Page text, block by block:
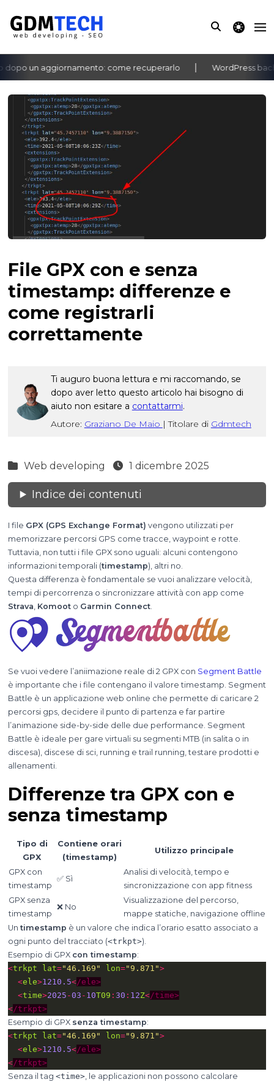
theme
un aggiornamento: come recuperarlo WordPress
‹ ›
File GPX con e senza
timestamp: differenze e
come registrarli
correttamente
Ti auguro buona lettura e mi raccomando, se
dopo aver letto questo articolo hai bisogno di
aiuto non esitare a contattarmi.
Autore: Graziano De Maio | Titolare di Gdmtech
Web developing 1 dicembre 2025
Indice dei contenuti
I file GPX (GPS Exchange Format) vengono utilizzati per
memorizzare percorsi GPS come tracce, waypoint e rotte.
Tuttavia, non tutti i file GPX sono uguali: alcuni contengono
informazioni temporali (timestamp), altri no.
Questa differenza è fondamentale se vuoi analizzare velocità,
tempi di percorrenza o sincronizzare attività con app come
Strava, Komooto Garmin Connect.
Se vuoi vedere l’aniimazione reale di 2 GPX con Segment Battle
è importante che i file contengano il valore timestamp. Segment
Battle è un applicazione web online che permette di caricare 2
percorsi gps, decidere il punto di partenza e far partire
l’animazione side-by-side delle due performance. Segment
Battle è ideale per gare virtuali su segmenti MTB (in salita o in
discesa), discese di sci, running e trail running, testare prodotti e
allenamenti.
Differenze tra GPX con e
senza timestamp
Tipo di
GPX
Contiene orari
(timestamp)
Utilizzo principale
GPX con
timestamp
✅ Sì
Analisi di velocità, tempo e
sincronizzazione con app fitness
GPX senza
timestamp
❌ No
Visualizzazione del percorso,
mappe statiche, navigazione offline
Untimestamp è un valore che indica l’orario esatto associato a
ogni punto del tracciato (<trkpt>).
Esempio di GPX con timestamp:
<trkpt lat="46.169" lon="9.871">
<ele>1210.5</ele>
<time>2025 -03 - 10T09 : 30 : 12Z</time>
</trkpt>
Esempio di GPX senza timestamp:
<trkpt lat="46.169" lon="9.871">
<ele>1210.5</ele>
</trkpt>
Senza il tag <time>, le applicazioni non possono calcolare